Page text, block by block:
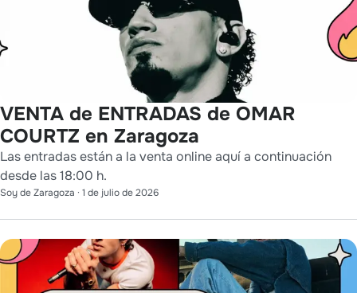
VENTA de ENTRADAS de OMAR
COURTZ en Zaragoza
Las entradas están a la venta online aquí a continuación
desde las 18:00 h.
Soy de Zaragoza · 1 de julio de 2026